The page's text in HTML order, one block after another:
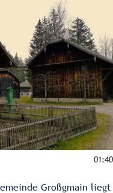
der auch den
sowie beim
entspricht.
01:40
Großgmain liegt